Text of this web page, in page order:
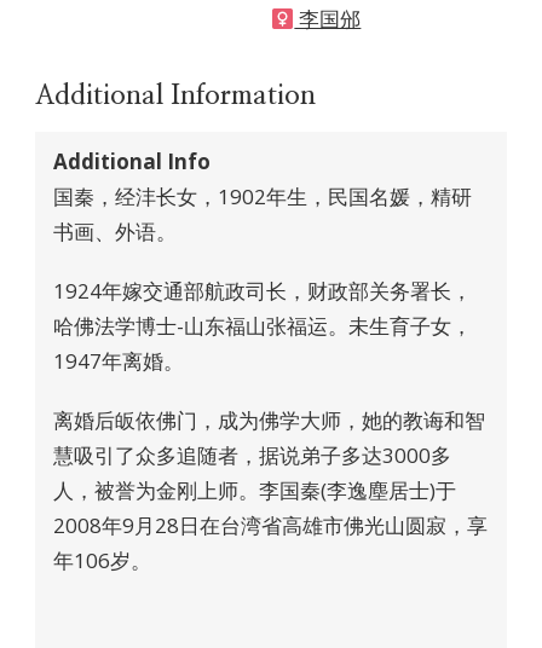
李国邠
Additional Information
Additional Info
国秦，经沣长女，1902年生，民国名媛，精研
书画、外语。
1924年嫁交通部航政司长，财政部关务署长，
哈佛法学博士-山东福山张福运。未生育子女，
1947年离婚。
离婚后皈依佛门，成为佛学大师，她的教诲和智
慧吸引了众多追随者，据说弟子多达3000多
人，被誉为金刚上师。李国秦(李逸塵居士)于
2008年9月28日在台湾省高雄市佛光山圆寂，享
年106岁。